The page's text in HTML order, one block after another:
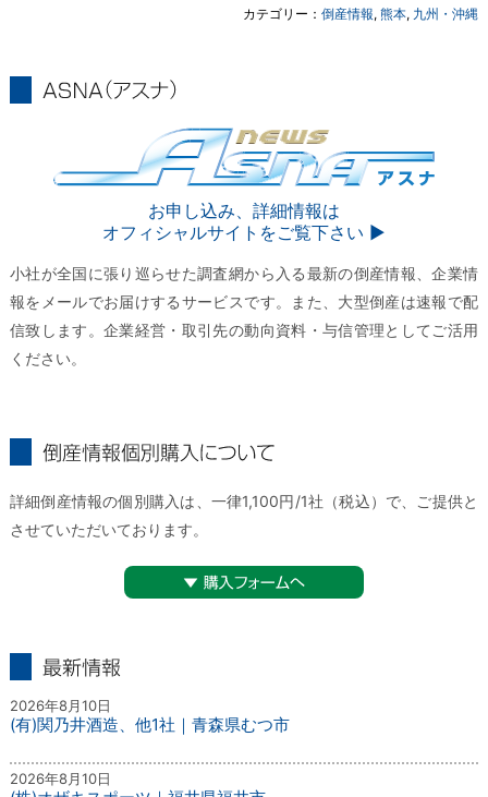
カテゴリー：倒産情報,熊本, 九州・沖縄
お申し込み、詳細情報は
オフィシャルサイトをご覧下さい ▶︎
小社が全国に張り巡らせた調査網から入る最新の倒産情報、企業情
報をメールでお届けするサービスです。また、大型倒産は速報で配
信致します。企業経営・取引先の動向資料・与信管理としてご活用
ください。
詳細倒産情報の個別購入は、一律1,100円/1社（税込）で、ご提供と
させていただいております。
2026年8月10日
(有)関乃井酒造、他1社｜青森県むつ市
2026年8月10日